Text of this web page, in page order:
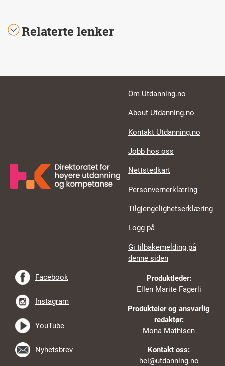
Relaterte lenker
Footer links
Om Utdanning.no
About Utdanning.no
Kontakt Utdanning.no
Jobb hos oss
Nettstedkart
Personvernerklæring
Tilgjengelighetserklæring
Logg på
Gi tilbakemelding på
denne siden
Produktleder:
Ellen Marite Fagerli
Produkteier og ansvarlig
redaktør:
Mona Mathisen
Kontakt oss:
hei@utdanning.no
Facebook
Instagram
YouTube
Nyhetsbrev